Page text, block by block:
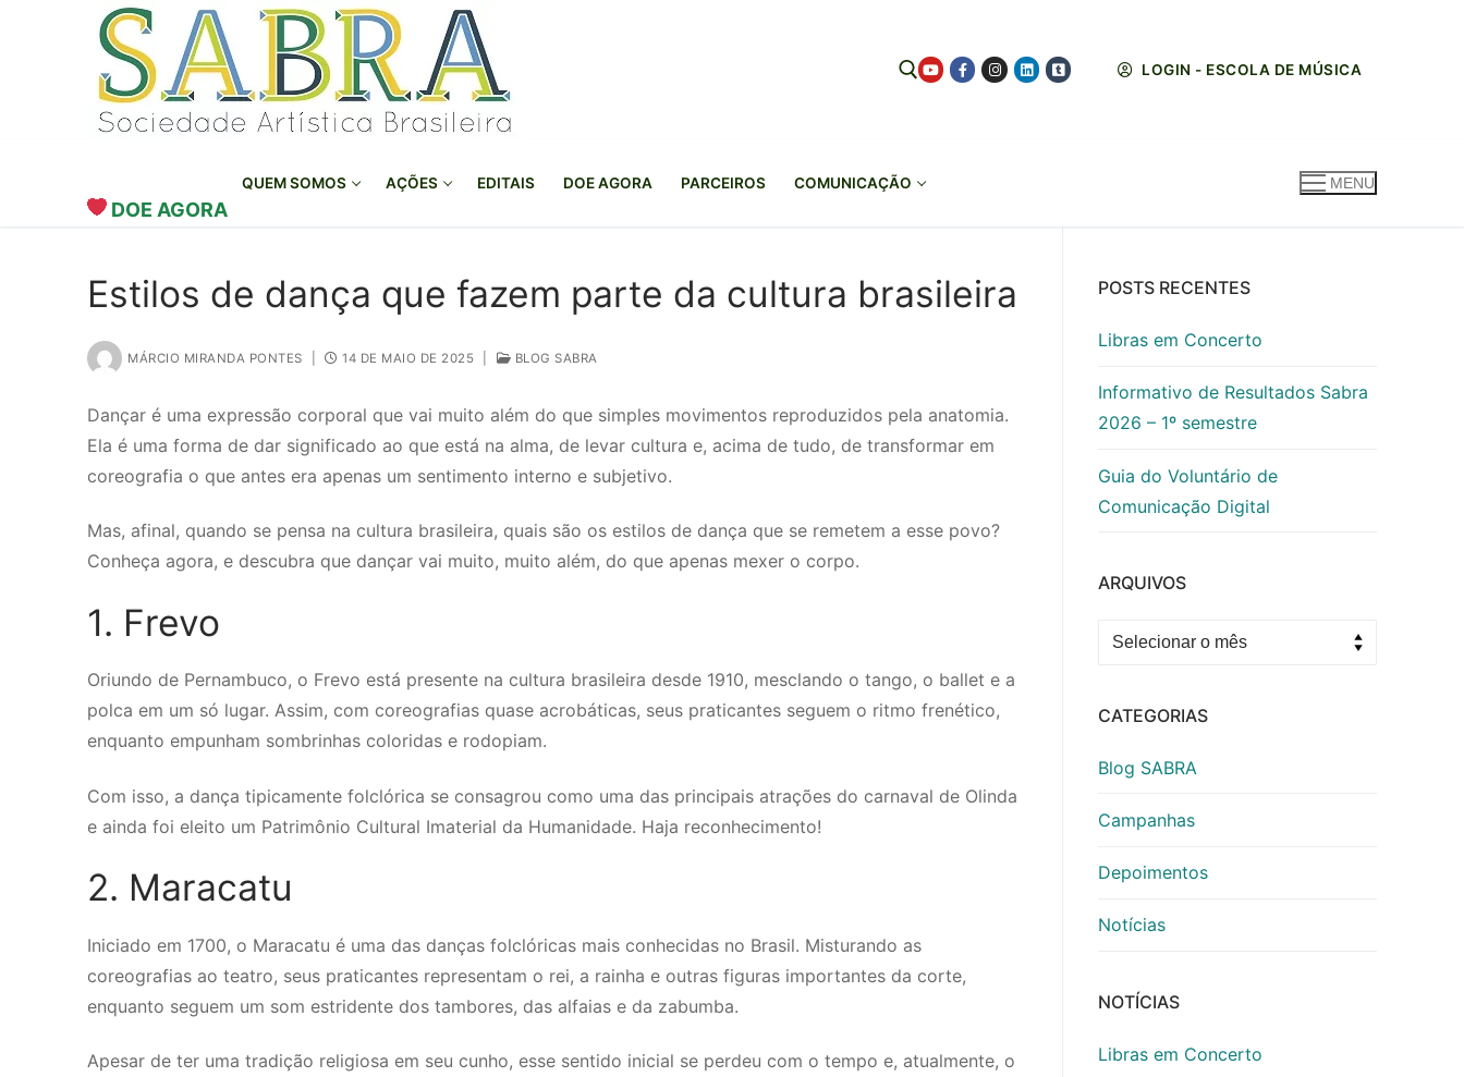
LOGIN - ESCOLA DE MÚSICA
DOE AGORA
QUEM SOMOS AÇÕES EDITAIS DOE AGORA PARCEIROS COMUNICAÇÃO MENU
Estilos de dança que fazem parte da cultura brasileira
MÁRCIO MIRANDA PONTES 14 DE MAIO DE 2025 BLOG SABRA
Dançar é uma expressão corporal que vai muito além do que simples movimentos reproduzidos pela anatomia.
Ela é uma forma de dar significado ao que está na alma, de levar cultura e, acima de tudo, de transformar em
coreografia o que antes era apenas um sentimento interno e subjetivo.
Mas, afinal, quando se pensa na cultura brasileira, quais são os estilos de dança que se remetem a esse povo?
Conheça agora, e descubra que dançar vai muito, muito além, do que apenas mexer o corpo.
1. Frevo
Oriundo de Pernambuco, o Frevo está presente na cultura brasileira desde 1910, mesclando o tango, o ballet e a
polca em um só lugar. Assim, com coreografias quase acrobáticas, seus praticantes seguem o ritmo frenético,
enquanto empunham sombrinhas coloridas e rodopiam.
Com isso, a dança tipicamente folclórica se consagrou como uma das principais atrações do carnaval de Olinda
e ainda foi eleito um Patrimônio Cultural Imaterial da Humanidade. Haja reconhecimento!
2. Maracatu
Iniciado em 1700, o Maracatu é uma das danças folclóricas mais conhecidas no Brasil. Misturando as
coreografias ao teatro, seus praticantes representam o rei, a rainha e outras figuras importantes da corte,
enquanto seguem um som estridente dos tambores, das alfaias e da zabumba.
Apesar de ter uma tradição religiosa em seu cunho, esse sentido inicial se perdeu com o tempo e, atualmente, o
POSTS RECENTES
Libras em Concerto
Informativo de Resultados Sabra
2026 – 1º semestre
Guia do Voluntário de
Comunicação Digital
ARQUIVOS
Arquivos
CATEGORIAS
Blog SABRA
Campanhas
Depoimentos
Notícias
NOTÍCIAS
Libras em Concerto